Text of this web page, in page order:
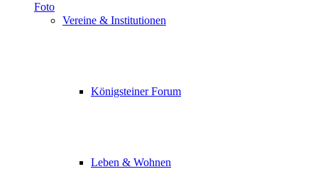
Vereine & Institutionen
Königsteiner Forum
Leben & Wohnen
Foto